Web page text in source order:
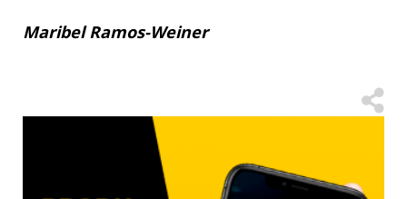
Maribel Ramos-Weiner